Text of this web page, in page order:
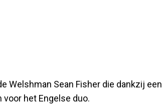
Welshman Sean Fisher die dankzij een
het Engelse duo.